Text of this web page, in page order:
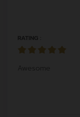
RATING :
Awesome